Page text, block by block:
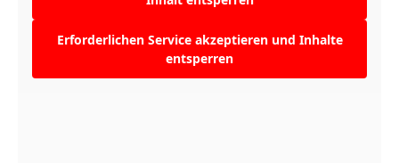
Erforderlichen Service akzeptieren und Inhalte
entsperren